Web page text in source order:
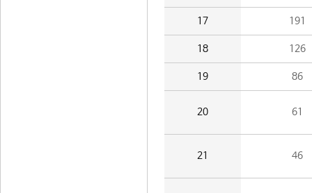
17 191
18 126
19 86
20 61
21 46